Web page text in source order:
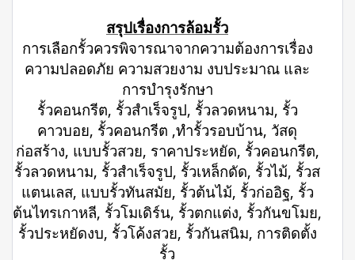
สรุปเรื่องการล้อมรั้ว
การเลือกรั้วควรพิจารณาจากความต้องการเรื่อง
ความปลอดภัย ความสวยงาม งบประมาณ และ
การบำรุงรักษา
รั้วคอนกรีต, รั้วสำเร็จรูป, รั้วลวดหนาม, รั้ว
คาวบอย, รั้วคอนกรีต ,ทำรั้วรอบบ้าน, วัสดุ
ก่อสร้าง, แบบรั้วสวย, ราคาประหยัด, รั้วคอนกรีต,
รั้วลวดหนาม, รั้วสำเร็จรูป, รั้วเหล็กดัด, รั้วไม้, รั้วส
แตนเลส, แบบรั้วทันสมัย, รั้วต้นไม้, รั้วก่ออิฐ, รั้ว
ต้นไทรเกาหลี, รั้วโมเดิร์น, รั้วตกแต่ง, รั้วกันขโมย,
รั้วประหยัดงบ, รั้วโค้งสวย, รั้วกันสนิม, การติดตั้ง
รั้ว